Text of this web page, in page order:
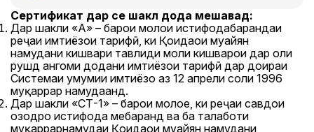
Сертификат дар се шакл дода мешавад:
Дар шакли «А» – барои молҳои истифодабарандаи
реҷаи имтиёзҳои тарифӣ, ки Қоидаҳои муайян
намудани кишвари тавлиди моли кишварҳои дар ҳоли
рушд ҳангоми додани имтиёзҳои тарифӣ дар доираи
Системаи умумии имтиёзҳо аз 12 апрели соли 1996
муқаррар намудаанд.
Дар шакли «СТ-1» – барои молҳое, ки реҷаи савдои
озодро истифода мебаранд ва ба талаботи
муқаррарнамудаи Қоидаҳои муайян намудани